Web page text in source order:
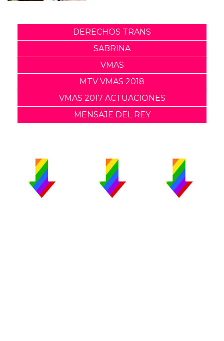
DERECHOS TRANS
SABRINA
VMAS
MTV VMAS 2018
VMAS 2017 ACTUACIONES
MENSAJE DEL REY